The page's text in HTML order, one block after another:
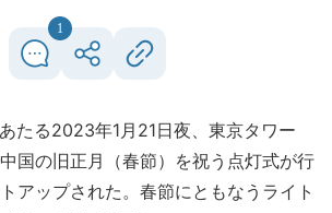
1
たる2023年1月21日夜、東京タワー
中国の旧正月（春節）を祝う点灯式が行
アップされた。春節にともなうライト